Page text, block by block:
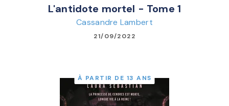
L'antidote mortel - Tome 1
Cassandre Lambert
21/09/2022
À PARTIR DE 13 ANS